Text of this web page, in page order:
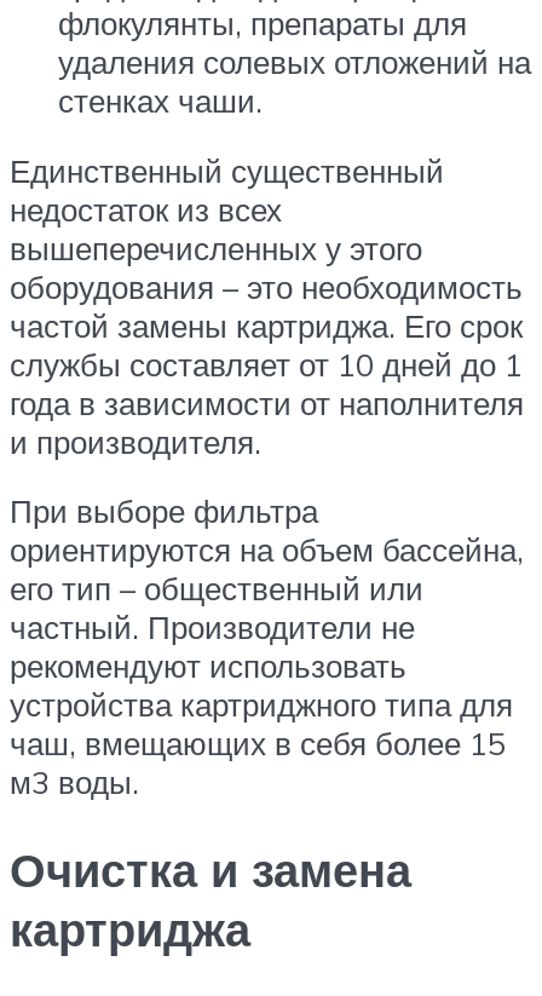
флокулянты, препараты для
удаления солевых отложений на
стенках чаши.
Единственный существенный
недостаток из всех
вышеперечисленных у этого
оборудования – это необходимость
частой замены картриджа. Его срок
службы составляет от 10 дней до 1
года в зависимости от наполнителя
и производителя.
При выборе фильтра
ориентируются на объем бассейна,
его тип – общественный или
частный. Производители не
рекомендуют использовать
устройства картриджного типа для
чаш, вмещающих в себя более 15
м3 воды.
Очистка и замена
картриджа